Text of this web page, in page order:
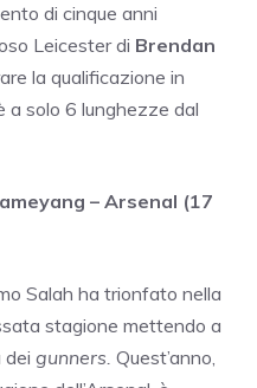
di cinque anni
Leicester di Brendan
la qualificazione in
a solo 6 lunghezze dal
– Arsenal (17
Salah ha trionfato nella
stagione mettendo a
dei gunners. Quest’anno,